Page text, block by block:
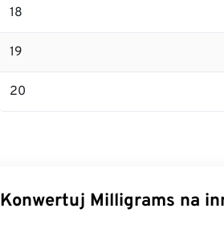
18
19
20
Konwertuj Milligrams na